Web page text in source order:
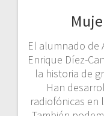
El alumnado de
Enrique Díez-
la historia de
Han
radiofónicas en